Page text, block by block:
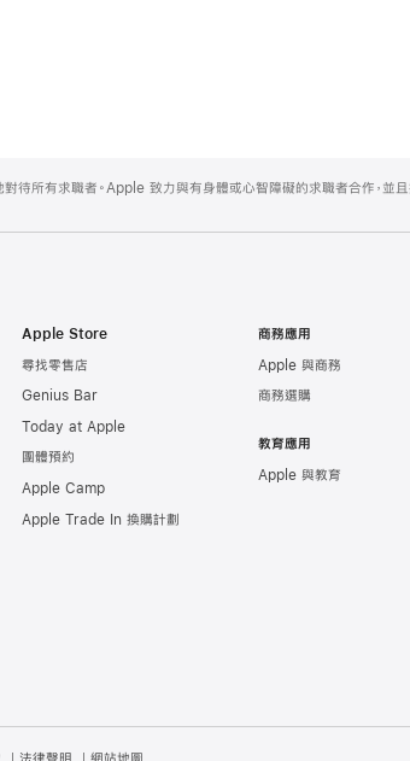
待所有求職者。Apple 致力與有身體或心智障礙的求職者合作，並且
Apple Store
尋找零售店
Genius Bar
Today at Apple
團體預約
Apple Camp
Apple Trade In 換購計劃
商務應用
Apple 與商務
商務選購
教育應用
Apple 與教育